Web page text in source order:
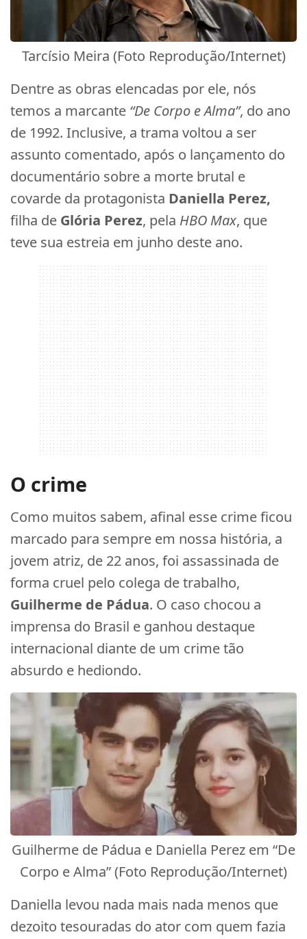
Tarcísio Meira (Foto Reprodução/Internet)
Dentre as obras elencadas por ele, nós
temos a marcante “De Corpo e Alma”, do ano
de 1992. Inclusive, a trama voltou a ser
assunto comentado, após o lançamento do
documentário sobre a morte brutal e
covarde da protagonista Daniella Perez,
filha de Glória Perez, pela HBO Max, que
teve sua estreia em junho deste ano.
O crime
Como muitos sabem, afinal esse crime ficou
marcado para sempre em nossa história, a
jovem atriz, de 22 anos, foi assassinada de
forma cruel pelo colega de trabalho,
Guilherme de Pádua. O caso chocou a
imprensa do Brasil e ganhou destaque
internacional diante de um crime tão
absurdo e hediondo.
Guilherme de Pádua e Daniella Perez em “De
Corpo e Alma” (Foto Reprodução/Internet)
Daniella levou nada mais nada menos que
dezoito tesouradas do ator com quem fazia